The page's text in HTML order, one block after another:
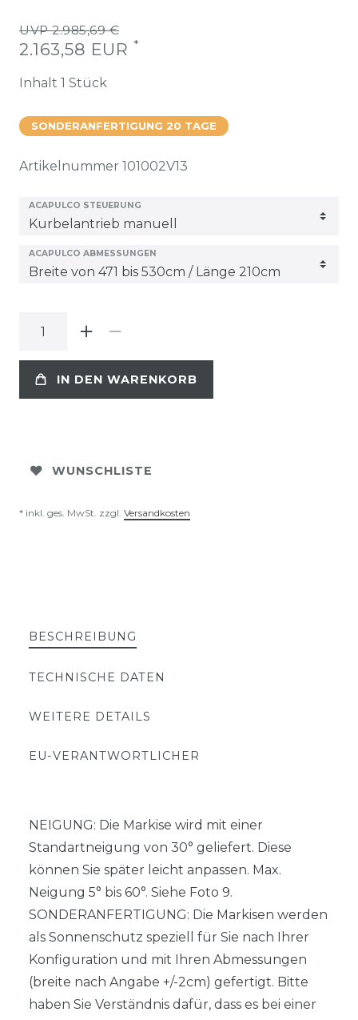
UVP 2.985,69 €
2.163,58 EUR *
Inhalt 1 Stück
SONDERANFERTIGUNG 20 TAGE
Artikelnummer 101002V13
ACAPULCO STEUERUNG
ACAPULCO ABMESSUNGEN
IN DEN WARENKORB
WUNSCHLISTE
* inkl. ges. MwSt. zzgl. Versandkosten
BESCHREIBUNG
TECHNISCHE DATEN
WEITERE DETAILS
EU-VERANTWORTLICHER
NEIGUNG: Die Markise wird mit einer
Standartneigung von 30° geliefert. Diese
können Sie später leicht anpassen. Max.
Neigung 5° bis 60°. Siehe Foto 9.
SONDERANFERTIGUNG: Die Markisen werden
als Sonnenschutz speziell für Sie nach Ihrer
Konfiguration und mit Ihren Abmessungen
(breite nach Angabe +/-2cm) gefertigt. Bitte
haben Sie Verständnis dafür, dass es bei einer